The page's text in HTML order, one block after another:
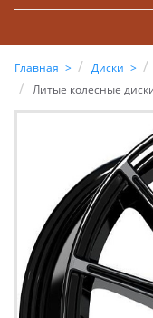
Главная Диски
Литые колесные